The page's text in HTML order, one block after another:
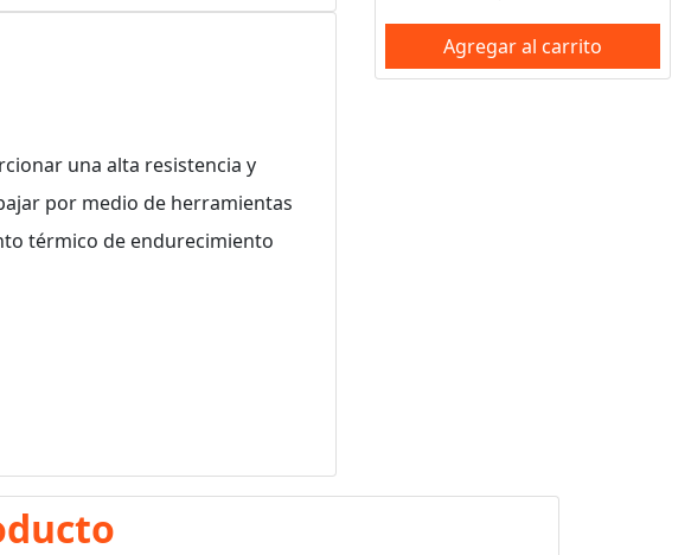
una alta resistencia y
por medio de herramientas
térmico de endurecimiento
Agregar al carrito